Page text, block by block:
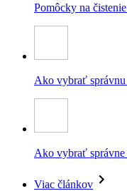
Pomôcky na
Ako vybrať
Ako vybrať
Viac článkov